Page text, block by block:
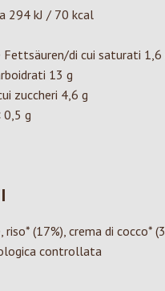
294 kJ / 70 kcal
di cui saturati 1,6
13 g
zuccheri 4,6 g
0,5 g
riso* (17%), crema di cocco*
controllata